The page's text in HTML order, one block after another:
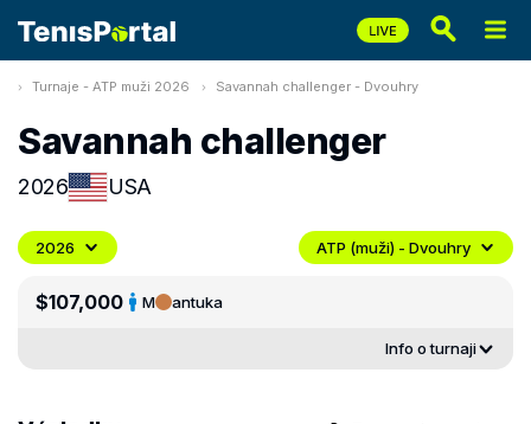
Turnaje - ATP muži 2026 Savannah challenger - Dvouhry
Savannah challenger
2026 USA
2026 ATP (muži) - Dvouhry
$107,000 M antuka
Info o turnaji